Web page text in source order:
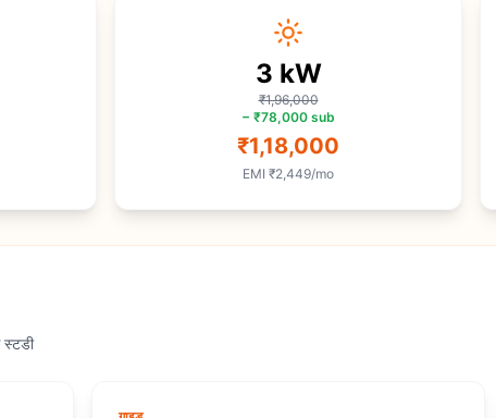
3 kW
₹1,96,000
− ₹78,000 sub
₹1,18,000
EMI ₹2,449/mo